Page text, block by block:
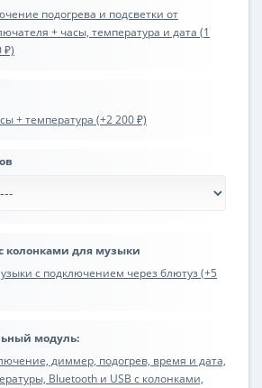
подогрева и подсветки от
+ часы, температура и дата (1
₽)
+ температура (+2 200 ₽)
колонками для музыки
с подключением через блютуз (+5
модуль:
диммер, подогрев, время и дата,
Bluetooth и USB с колонками,